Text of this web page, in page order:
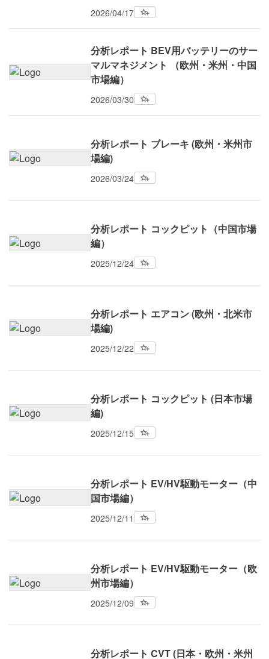
2026/04/17
分析レポート BEV用バッテリーのサー
マルマネジメント （欧州・米州・中国
市場編）
2026/03/30
分析レポート ブレーキ (欧州・米州市
場編)
2026/03/24
分析レポート コックピット（中国市場
編）
2025/12/24
分析レポート エアコン (欧州・北米市
場編)
2025/12/22
分析レポート コックピット (日本市場
編)
2025/12/15
分析レポート EV/HV駆動モーター（中
国市場編）
2025/12/11
分析レポート EV/HV駆動モーター（欧
州市場編）
2025/12/09
分析レポート CVT (日本・欧州・米州